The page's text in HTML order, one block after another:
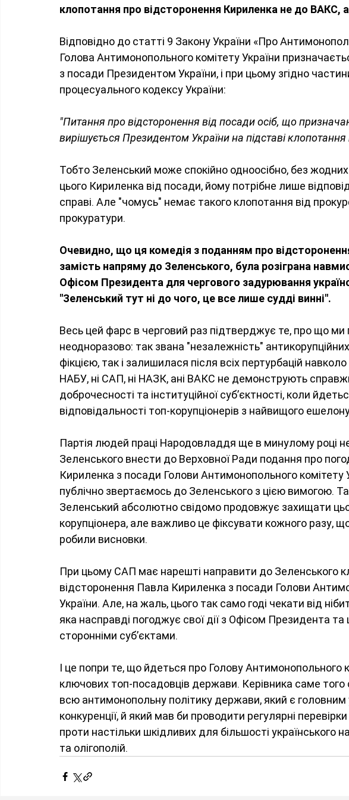
клопотання про відсторонення Кириленка не до ВАКС,
Відповідно до статті 9 Закону України «Про
Голова Антимонопольного комітету України
з посади Президентом України, і при цьому згідно
процесуального кодексу України:
"Питання про відсторонення від посади осіб, що
вирішується Президентом України на підставі
Тобто Зеленський може спокійно одноосібно, без
цього Кириленка від посади, йому потрібне лише
справі. Але "чомусь" немає такого клопотання від
прокуратури.
Очевидно, що ця комедія з поданням про
замість напряму до Зеленського, була розіграна
Офісом Президента для чергового задурювання
"Зеленський тут ні до чого, це все лише судді винні".
Весь цей фарс в черговий раз підтверджує те, про що ми
неодноразово: так звана "незалежність"
фікцією, так і залишилася після всіх пертурбацій
НАБУ, ні САП, ні НАЗК, ані ВАКС не демонструють
доброчесності та інституційної суб’єктності, коли
відповідальності топ-корупціонерів з найвищого
Партія людей праці Народовладдя ще в минулому році
Зеленського внести до Верховної Ради подання про
Кириленка з посади Голови Антимонопольного комітету
публічно звертаємось до Зеленського з цією вимогою.
Зеленський абсолютно свідомо продовжує захищати
корупціонера, але важливо це фіксувати кожного разу,
робили висновки.
При цьому САП має нарешті направити до Зеленського
відсторонення Павла Кириленка з посади Голови
України. Але, на жаль, цього так само годі чекати від
яка насправді погоджує свої дії з Офісом Президента
сторонніми субʼєктами.
І це попри те, що йдеться про Голову Антимонопольного
ключових топ-посадовців держави. Керівника саме того
всю антимонопольну політику держави, який є головним
конкуренції, й який мав би проводити регулярні перевірки
проти настільки шкідливих для більшості українського
та олігополій.